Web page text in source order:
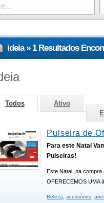
ideia » 1 Resultados
Todos
Ativo
Pulseira de
Para este Natal
Pulseiras!
Este Natal, na compra
OFERECEMOS UMA
Beleza ,acessórios ,